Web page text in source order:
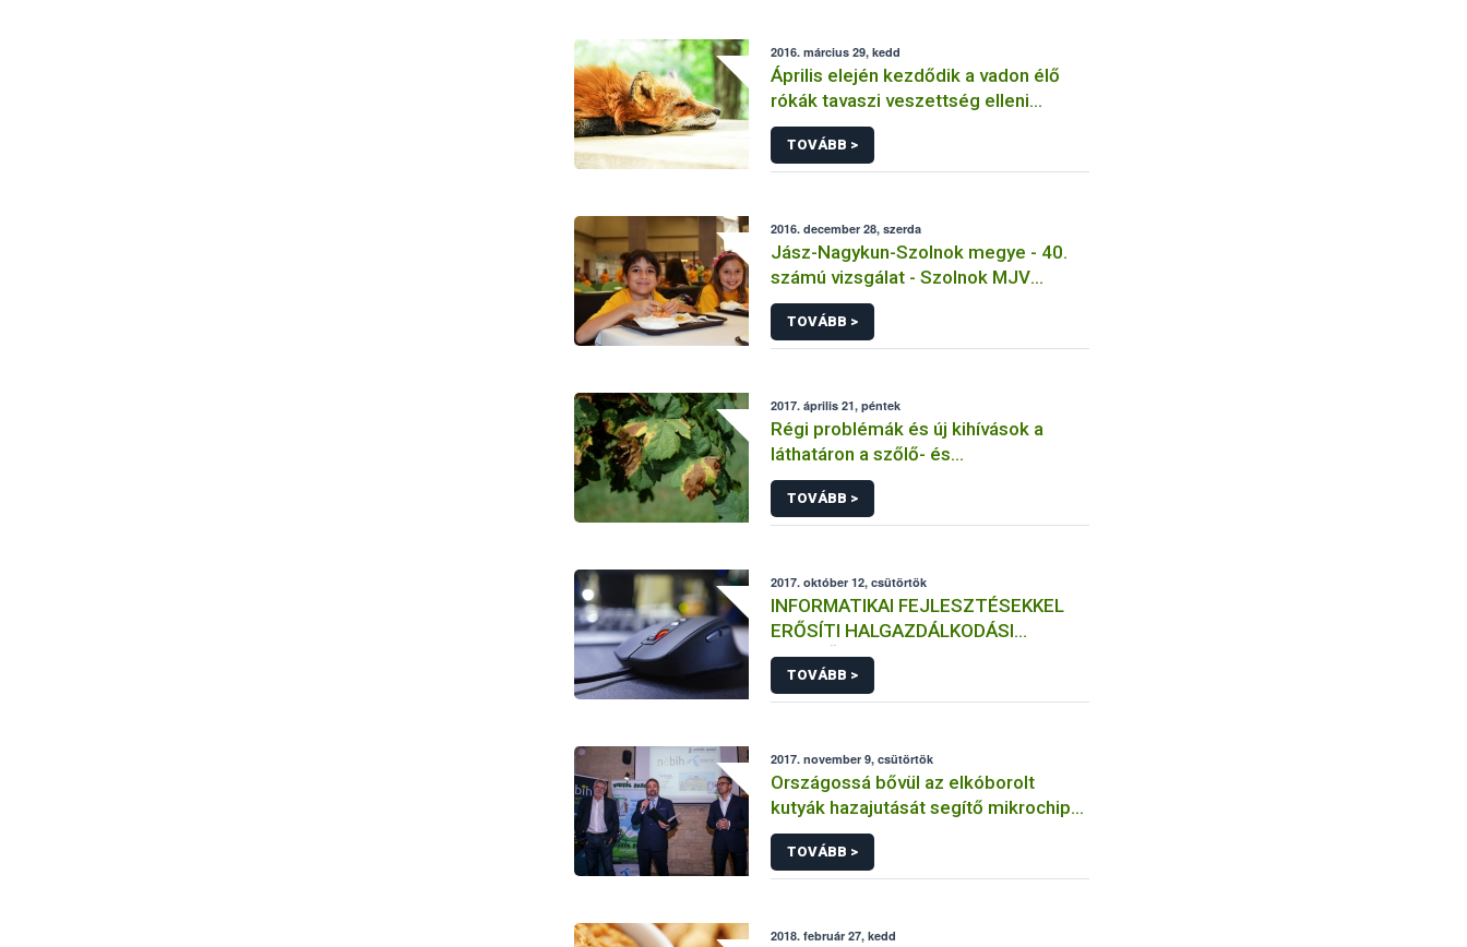
2016. március 29, kedd
Április elején kezdődik a vadon élő
rókák tavaszi veszettség elleni
immunizálási kampánya
TOVÁBB >
2016. december 28, szerda
Jász-Nagykun-Szolnok megye - 40.
számú vizsgálat - Szolnok MJV
Intézményszolgálata Liget úti
Általános Iskola tálalókonyha
TOVÁBB >
2017. április 21, péntek
Régi problémák és új kihívások a
láthatáron a szőlő- és
gyümölcstermesztésben
TOVÁBB >
2017. október 12, csütörtök
INFORMATIKAI FEJLESZTÉSEKKEL
ERŐSÍTI HALGAZDÁLKODÁSI
ELLENŐRZÉSEIT A NÉBIH
TOVÁBB >
2017. november 9, csütörtök
Országossá bővül az elkóborolt
kutyák hazajutását segítő mikrochip-
leolvasó hálózat
TOVÁBB >
2018. február 27, kedd